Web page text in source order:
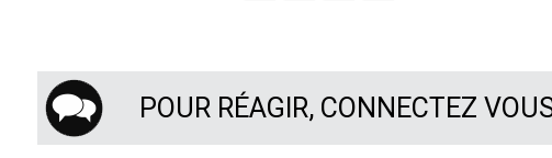
POUR RÉAGIR, CONNECTEZ